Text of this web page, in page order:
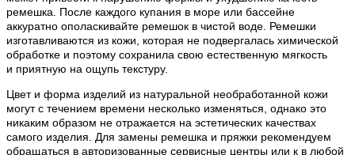
ремешка. После каждого купания в море или бассейне
аккуратно ополаскивайте ремешок в чистой воде. Ремешки
изготавливаются из кожи, которая не подвергалась химической
обработке и поэтому сохранила свою естественную мягкость
и приятную на ощупь текстуру.
Цвет и форма изделий из натуральной необработанной кожи
могут с течением времени несколько изменяться, однако это
никаким образом не отражается на эстетических качествах
самого изделия. Для замены ремешка и пряжки рекомендуем
обращаться в авторизованные сервисные центры или к в любой